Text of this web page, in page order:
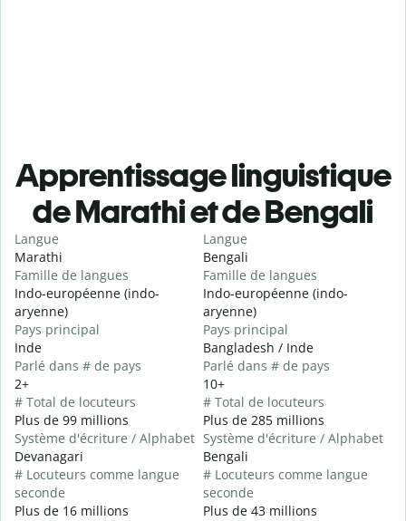
Apprentissage linguistique
de Marathi et de Bengali
Langue
Marathi
Famille de langues
Indo-européenne (indo-
aryenne)
Pays principal
Inde
Parlé dans # de pays
2+
# Total de locuteurs
Plus de 99 millions
Système d'écriture / Alphabet
Devanagari
# Locuteurs comme langue
seconde
Plus de 16 millions
Langue
Bengali
Famille de langues
Indo-européenne (indo-
aryenne)
Pays principal
Bangladesh / Inde
Parlé dans # de pays
10+
# Total de locuteurs
Plus de 285 millions
Système d'écriture / Alphabet
Bengali
# Locuteurs comme langue
seconde
Plus de 43 millions